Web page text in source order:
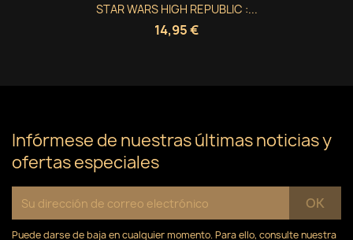
STAR WARS HIGH REPUBLIC :...
14,95 €
Infórmese de nuestras últimas noticias y
ofertas especiales
Puede darse de baja en cualquier momento. Para ello, consulte nuestra